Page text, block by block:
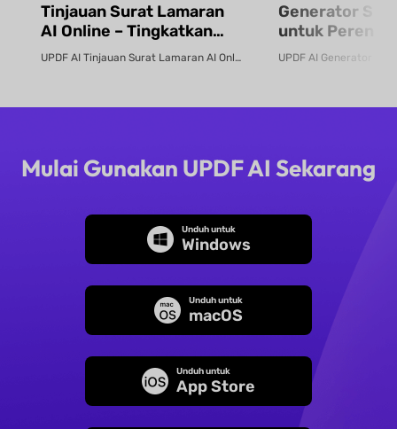
Tinjauan Surat Lamaran
AI Online – Tingkatkan
Lamaran Kerja Anda |
UPDF AI
UPDF AI Tinjauan Surat Lamaran AI Online Gunakan Tinjauan Surat Lamaran UP...
Generator
untuk
Kursus,
Mulai Gunakan UPDF AI Sekarang
Unduh untuk
Windows
Unduh untuk
macOS
Unduh untuk
App Store